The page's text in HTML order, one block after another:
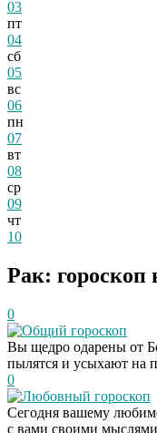
03
пт
04
сб
05
вс
06
пн
07
вт
08
ср
09
чт
10
Рак: гороскоп
0
Общий гороскоп
Вы щедро одарены от
пылятся и усыхают на
0
Любовный гороскоп
Сегодня вашему
с вами своими